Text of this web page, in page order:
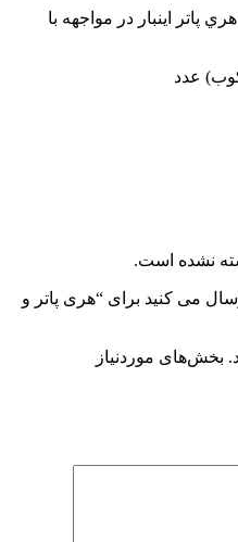
پاتر اينبار در مواجهه با
عدد
نشده است.
می کنید برای “هری پاتر و
بخش‌های موردنیاز